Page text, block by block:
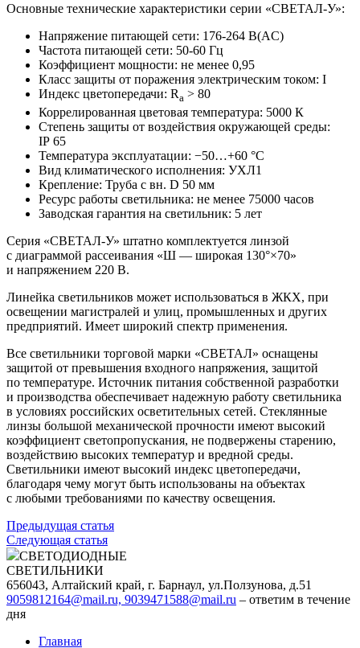
Основные технические характеристики серии «СВЕТАЛ-У»:
Напряжение питающей сети: 176-264 В(AC)
Частота питающей сети: 50-60 Гц
Коэффициент мощности: не менее 0,95
Класс защиты от поражения электрическим током: I
Индекс цветопередачи: Ra > 80
Коррелированная цветовая температура: 5000 К
Степень защиты от воздействия окружающей среды:
IP 65
Температура эксплуатации: −50…+60 °С
Вид климатического исполнения: УХЛ1
Крепление: Труба с вн. D 50 мм
Ресурс работы светильника: не менее 75000 часов
Заводская гарантия на светильник: 5 лет
Серия «СВЕТАЛ-У» штатно комплектуется линзой
с диаграммой рассеивания «Ш — широкая 130°×70»
и напряжением 220 В.
Линейка светильников может использоваться в ЖКХ, при
освещении магистралей и улиц, промышленных и других
предприятий. Имеет широкий спектр применения.
Все светильники торговой марки «СВЕТАЛ» оснащены
защитой от превышения входного напряжения, защитой
по температуре. Источник питания собственной разработки
и производства обеспечивает надежную работу светильника
в условиях российских осветительных сетей. Стеклянные
линзы большой механической прочности имеют высокий
коэффициент светопропускания, не подвержены старению,
воздействию высоких температур и вредной среды.
Светильники имеют высокий индекс цветопередачи,
благодаря чему могут быть использованы на объектах
с любыми требованиями по качеству освещения.
Предыдущая cтатья
Следующая статья
СВЕТОДИОДНЫЕ
СВЕТИЛЬНИКИ
656043, Алтайский край, г. Барнаул, ул.Ползунова, д.51
9059812164@mail.ru, 9039471588@mail.ru – ответим в течение
дня
Главная